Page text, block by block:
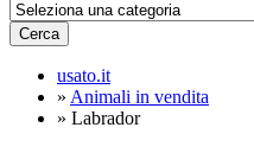
Cerca
usato.it
» Animali in vendita
» Labrador